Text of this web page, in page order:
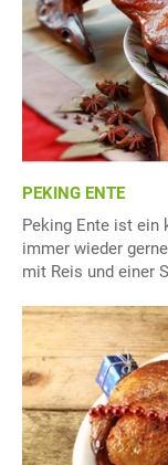
PEKING ENTE
Peking Ente ist ein
immer wieder
mit Reis und einer